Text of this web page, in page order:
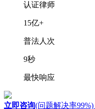
认证律师
15亿+
普法人次
9秒
最快响应
立即咨询(问题解决率99%)